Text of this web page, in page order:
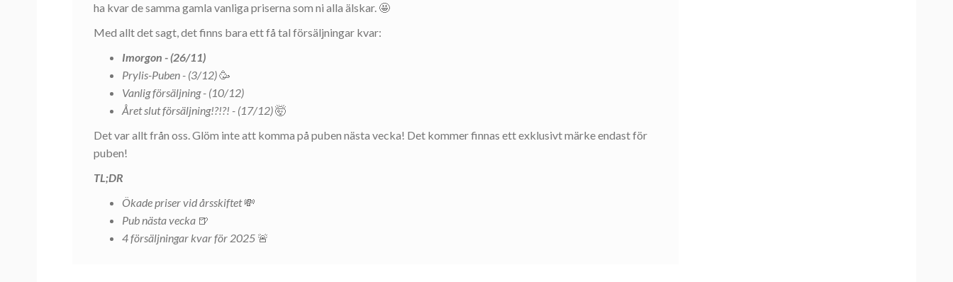
ha kvar de samma gamla vanliga priserna som ni alla älskar. 🤩
Med allt det sagt, det finns bara ett få tal försäljningar kvar:
Imorgon - (26/11)
Prylis-Puben - (3/12)🥳
Vanlig försäljning - (10/12)
Året slut försäljning!?!?! - (17/12)🤯
Det var allt från oss. Glöm inte att komma på puben nästa vecka! Det kommer finnas ett exklusivt märke endast för
puben!
TL;DR
Ökade priser vid årsskiftet💸
Pub nästa vecka 🍺
4 försäljningar kvar för 2025 🚨